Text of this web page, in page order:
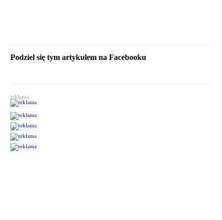
Podziel się tym artykułem na Facebooku
reklama